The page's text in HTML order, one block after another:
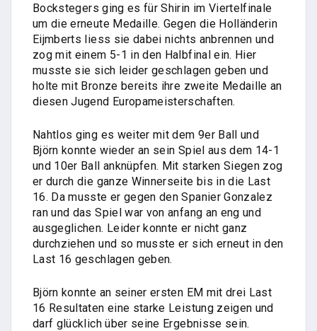
Bockstegers ging es für Shirin im Viertelfinale
um die erneute Medaille. Gegen die Holländerin
Eijmberts liess sie dabei nichts anbrennen und
zog mit einem 5-1 in den Halbfinal ein. Hier
musste sie sich leider geschlagen geben und
holte mit Bronze bereits ihre zweite Medaille an
diesen Jugend Europameisterschaften.
Nahtlos ging es weiter mit dem 9er Ball und
Björn konnte wieder an sein Spiel aus dem 14-1
und 10er Ball anknüpfen. Mit starken Siegen zog
er durch die ganze Winnerseite bis in die Last
16. Da musste er gegen den Spanier Gonzalez
ran und das Spiel war von anfang an eng und
ausgeglichen. Leider konnte er nicht ganz
durchziehen und so musste er sich erneut in den
Last 16 geschlagen geben.
Björn konnte an seiner ersten EM mit drei Last
16 Resultaten eine starke Leistung zeigen und
darf glücklich über seine Ergebnisse sein.